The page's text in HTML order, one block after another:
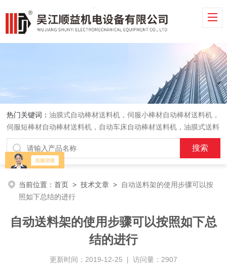
热门关键词：油膜式自动棒材送料机，伺服小棒材自动棒材送料机，
伺服短棒材自动棒材送料机，自动车床自动棒材送料机，油膜式送料
机，车床送料机
当前位置：首页 >技术文章 > 自动送料架的使用步骤可以按
照如下总结的进行
自动送料架的使用步骤可以按照如下总
结的进行
更新时间：2019-12-25 | 访问量：2907